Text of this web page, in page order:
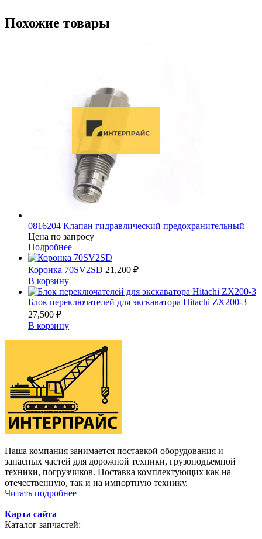
Похожие товары
0816204 Клапан гидравлический предохранительный
Цена по запросу
Подробнее
Коронка 70SV2SD 21,200 ₽
В корзину
Блок переключателей для экскаватора Hitachi ZX200-3
27,500 ₽
В корзину
Наша компания занимается поставкой оборудования и
запасных частей для дорожной техники, грузоподъемной
техники, погрузчиков. Поставка комплектующих как на
отечественную, так и на импортную технику.
Читать подробнее
Карта сайта
Каталог запчастей: